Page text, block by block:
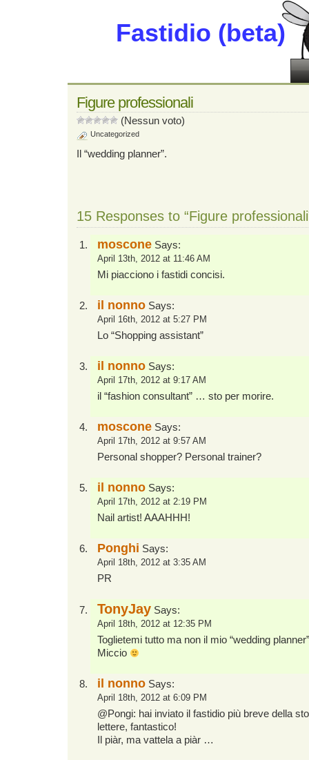
Fastidio (beta)
Figure professionali
(Nessun voto)
Uncategorized
Il “wedding planner”.
15 Responses to “Figure
moscone Says:
April 13th, 2012 at 11:46 AM
Mi piacciono i fastidi concisi.
il nonno Says:
April 16th, 2012 at 5:27 PM
Lo “Shopping assistant”
il nonno Says:
April 17th, 2012 at 9:17 AM
il “fashion consultant” … sto per morire.
moscone Says:
April 17th, 2012 at 9:57 AM
Personal shopper? Personal trainer?
il nonno Says:
April 17th, 2012 at 2:19 PM
Nail artist! AAAHHH!
Ponghi Says:
April 18th, 2012 at 3:35 AM
PR
TonyJay Says:
April 18th, 2012 at 12:35 PM
Toglietemi tutto ma non il mio “wedding
Miccio
il nonno Says:
April 18th, 2012 at 6:09 PM
@Pongi: hai inviato il fastidio più breve della
lettere, fantastico!
Il piàr, ma vattela a piàr …